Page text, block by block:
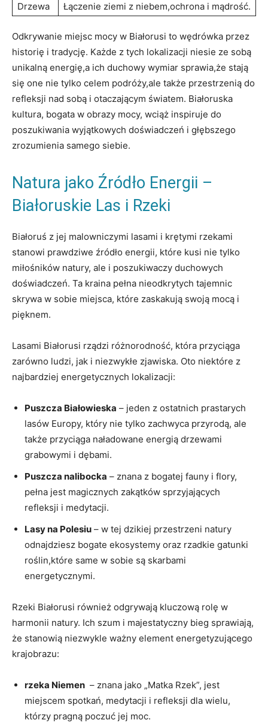
Drzewa
Łączenie ziemi z niebem,ochrona i mądrość.
Odkrywanie miejsc mocy w Białorusi to⁣ wędrówka przez
historię​ i ‌tradycję. Każde z tych lokalizacji niesie ze sobą
unikalną‍ energię,a ich duchowy wymiar sprawia,że‍ stają
się one nie tylko celem podróży,ale​ także przestrzenią do
refleksji nad ‍sobą i otaczającym światem. Białoruska⁤
kultura, bogata w obrazy mocy, wciąż inspiruje⁤ do
poszukiwania wyjątkowych doświadczeń i głębszego ​
zrozumienia samego siebie.
Natura jako Źródło Energii –
Białoruskie Las i Rzeki
Białoruś z jej malowniczymi ⁤lasami i krętymi rzekami
‍stanowi prawdziwe źródło energii, które​ kusi⁢ nie tylko
⁣miłośników natury, ale ⁣i ⁤poszukiwaczy duchowych
doświadczeń. ‌Ta ‌kraina pełna nieodkrytych tajemnic
‌skrywa w sobie miejsca, które zaskakują ⁤swoją mocą​ i ​
pięknem.
Lasami ⁢Białorusi rządzi różnorodność, która przyciąga
zarówno ludzi, jak i niezwykłe zjawiska.‌ Oto niektóre z
najbardziej energetycznych lokalizacji:
Puszcza Białowieska – jeden z ostatnich prastarych
lasów Europy, który nie​ tylko zachwyca przyrodą,⁤ ale‍
także przyciąga naładowane energią​ drzewami
grabowymi i dębami.
Puszcza nalibocka – znana z bogatej fauny i flory,
pełna jest magicznych zakątków sprzyjających
refleksji i medytacji.
Lasy na Polesiu – w tej dzikiej przestrzeni natury
odnajdziesz bogate ekosystemy oraz⁤ rzadkie gatunki
roślin,które same w sobie są skarbami
energetycznymi.
Rzeki ⁣Białorusi również odgrywają kluczową⁤ rolę‌ w
harmonii natury. ​Ich szum⁣ i ‍majestatyczny‌ bieg sprawiają,
‍że stanowią ‌niezwykle‌ ważny element ⁢energetyzującego
krajobrazu:
rzeka Niemen ‌ – znana jako „Matka Rzek”, jest
miejscem spotkań, medytacji i ⁤refleksji dla wielu,
⁣którzy pragną poczuć jej moc.